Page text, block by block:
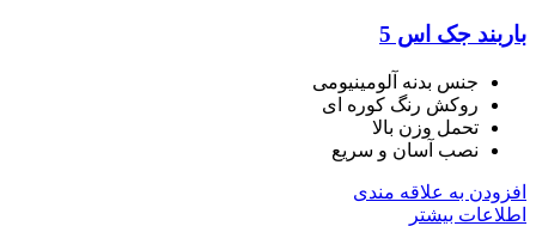
باربند جک اس 5
جنس بدنه آلومینیومی
روکش رنگ کوره ای
تحمل وزن بالا
نصب آسان و سریع
افزودن به علاقه مندی
اطلاعات بیشتر